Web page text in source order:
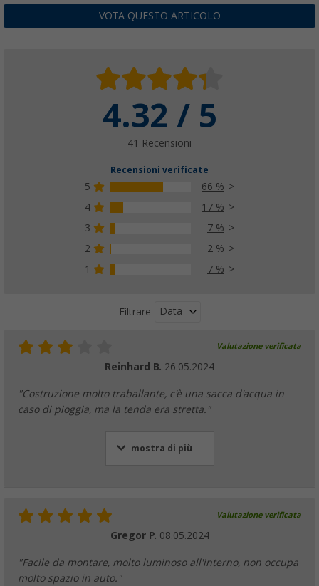
VOTA QUESTO ARTICOLO
4.32 / 5
41 Recensioni
Recensioni verificate
5
66 %
4
17 %
3
7 %
2
2 %
1
7 %
Filtrare Data
Valutazione verificata
Reinhard B. 26.05.2024
"Costruzione molto traballante, c'è una sacca d'acqua in
caso di pioggia, ma la tenda era stretta."
mostra di più
Valutazione verificata
Gregor P. 08.05.2024
"Facile da montare, molto luminoso all'interno, non occupa
molto spazio in auto."